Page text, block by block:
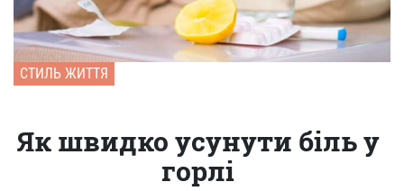
СТИЛЬ ЖИТТЯ
Як швидко усунути біль у
горлі